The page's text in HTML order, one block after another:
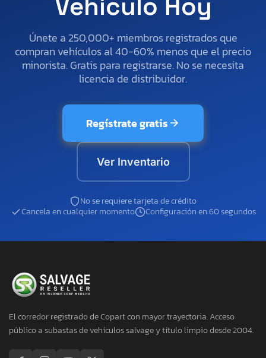
Únete a 250,000+ miembros registrados que
compran vehículos al 40-60% menos que el precio
minorista. Gratis para registrarse. No se necesita
licencia de distribuidor.
Regístrate gratis
Ver Inventario
No se requiere tarjeta de crédito
Cancela en cualquier momento
Configuración en 60 segundos
El corredor registrado de Copart con mayor trayectoria. Acceso
público a subastas de vehículos salvage y título limpio desde 2004.